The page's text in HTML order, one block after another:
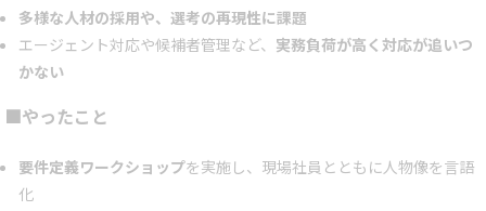
多様な人材の採用や、選考の再現性に課題
エージェント対応や候補者管理など、 実務負荷が高く対応が追いつ
かない
■やったこと
要件定義ワークショップを実施し、現場社員とともに人物像を言語
化